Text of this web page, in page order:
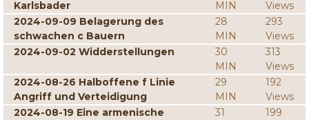
Karlsbader
MIN
Views
2024-09-09 Belagerung des
schwachen c Bauern
28
MIN
293
Views
2024-09-02 Widderstellungen
30
MIN
313
Views
2024-08-26 Halboffene f Linie
Angriff und Verteidigung
29
MIN
192
Views
2024-08-19 Eine armenische
31
199